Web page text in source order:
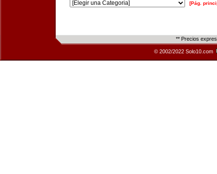
[Pág.
** Precios
© 2002/2022 Solo10.com